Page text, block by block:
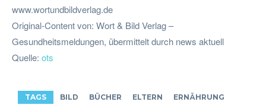
www.wortundbildverlag.de
Original-Content von: Wort & Bild Verlag –
Gesundheitsmeldungen, übermittelt durch news aktuell
Quelle: ots
TAGS BILD BÜCHER ELTERN
ERNÄHRUNG